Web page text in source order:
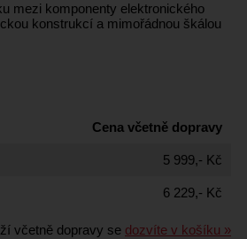
mezi komponenty elektronického
konstrukcí a mimořádnou škálou
Cena včetně dopravy
5 999,- Kč
6 229,- Kč
včetně dopravy se dozvíte v košíku »